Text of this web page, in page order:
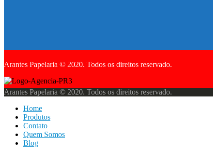
Arantes Papelaria © 2020. Todos os direitos reservado.
Arantes Papelaria © 2020. Todos os direitos reservado.
Home
Produtos
Contato
Quem Somos
Blog